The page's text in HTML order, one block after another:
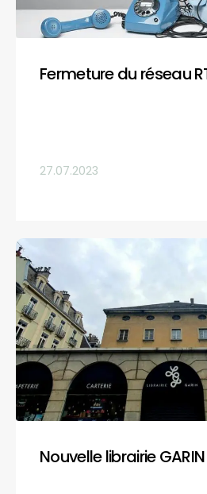
Fermeture du réseau
27.07.2023
Nouvelle librairie